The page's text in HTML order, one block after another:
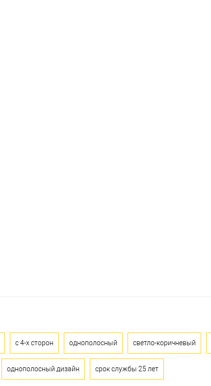
с 4-х сторон однополосный светло-коричневый
однополосный дизайн срок службы 25 лет